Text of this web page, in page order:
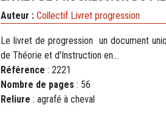
Auteur : Collectif Livret progression
Le livret de progression un document
de Théorie et d'Instruction en...
Référence : 2221
Nombre de pages : 56
Reliure : agrafé à cheval